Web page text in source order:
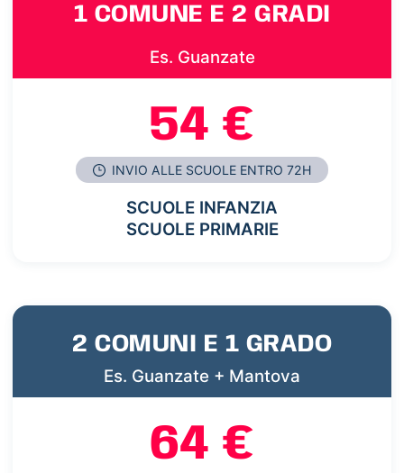
1 COMUNE E 2 GRADI
Es. Guanzate
54 €
INVIO ALLE SCUOLE ENTRO 72H
SCUOLE INFANZIA
SCUOLE PRIMARIE
2 COMUNI E 1 GRADO
Es. Guanzate + Mantova
64 €